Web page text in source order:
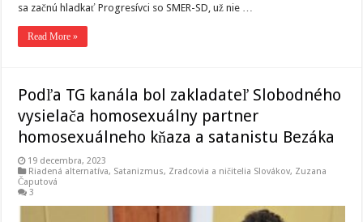
sa začnú hladkať Progresívci so SMER-SD, už nie …
Read More »
Podľa TG kanála bol zakladateľ Slobodného
vysielača homosexuálny partner
homosexuálneho kňaza a satanistu Bezáka
19 decembra, 2023
Riadená alternatíva, Satanizmus, Zradcovia a ničitelia Slovákov, Zuzana
Čaputová
3